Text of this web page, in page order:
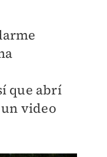
que abrí
video